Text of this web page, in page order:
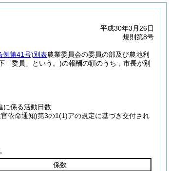
平成30年3月26日
規則第8号
例第41号)別表農業委員会の委員の部及び農地利
「委員」という。)の報酬の額のうち，市長が別
係る活動日数
依命通知)第3の1(1)アの規定に基づき交付され
係数